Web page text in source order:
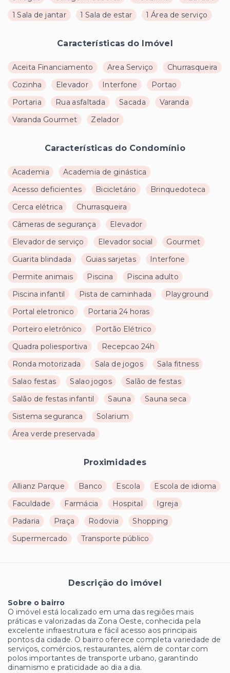
1 Sala de jantar
1 Sala de estar 1 Área de serviço
Características do Imóvel
Aceita Financiamento Area Serviço
Churrasqueira
Cozinha
Elevador Interfone
Portao
Portaria
Rua asfaltada Sacada
Varanda
Varanda Gourmet
Zelador
Características do Condomínio
Academia
Academia de ginástica
Acesso deficientes
Bicicletário
Brinquedoteca
Cerca elétrica
Churrasqueira
Câmeras de segurança
Elevador
Elevador de serviço
Elevador social
Gourmet
Guarita blindada
Guias sarjetas
Interfone
Permite animais
Piscina
Piscina adulto
Piscina infantil
Pista de caminhada
Playground
Portal eletronico
Portaria 24 horas
Porteiro eletrônico
Portão Elétrico
Quadra poliesportiva
Recepcao 24h
Ronda motorizada
Sala de jogos
Sala fitness
Salao festas
Salao jogos
Salão de festas
Salão de festas infantil
Sauna
Sauna seca
Sistema seguranca
Solarium
Área verde preservada
Proximidades
Allianz Parque Banco Escola
Escola de idioma
Faculdade
Farmácia Hospital
Igreja
Padaria
Praça Rodovia
Shopping
Supermercado
Transporte público
Descrição do imóvel
Sobre o bairro
O imóvel está localizado em uma das regiões mais
práticas e valorizadas da Zona Oeste, conhecida pela
excelente infraestrutura e fácil acesso aos principais
pontos da cidade. O bairro oferece completa variedade de
serviços, comércios, restaurantes, além de contar com
polos importantes de transporte urbano, garantindo
dinamismo e praticidade ao dia a dia.